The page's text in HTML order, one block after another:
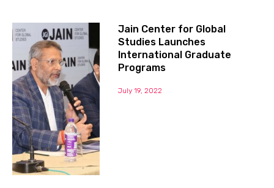
Jain Center for Global
Studies Launches
International Graduate
Programs
July 19, 2022